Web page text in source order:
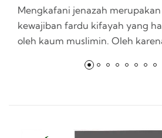
Mengkafani jenazah merupakan
kewajiban fardu kifayah yang
oleh kaum muslimin. Oleh